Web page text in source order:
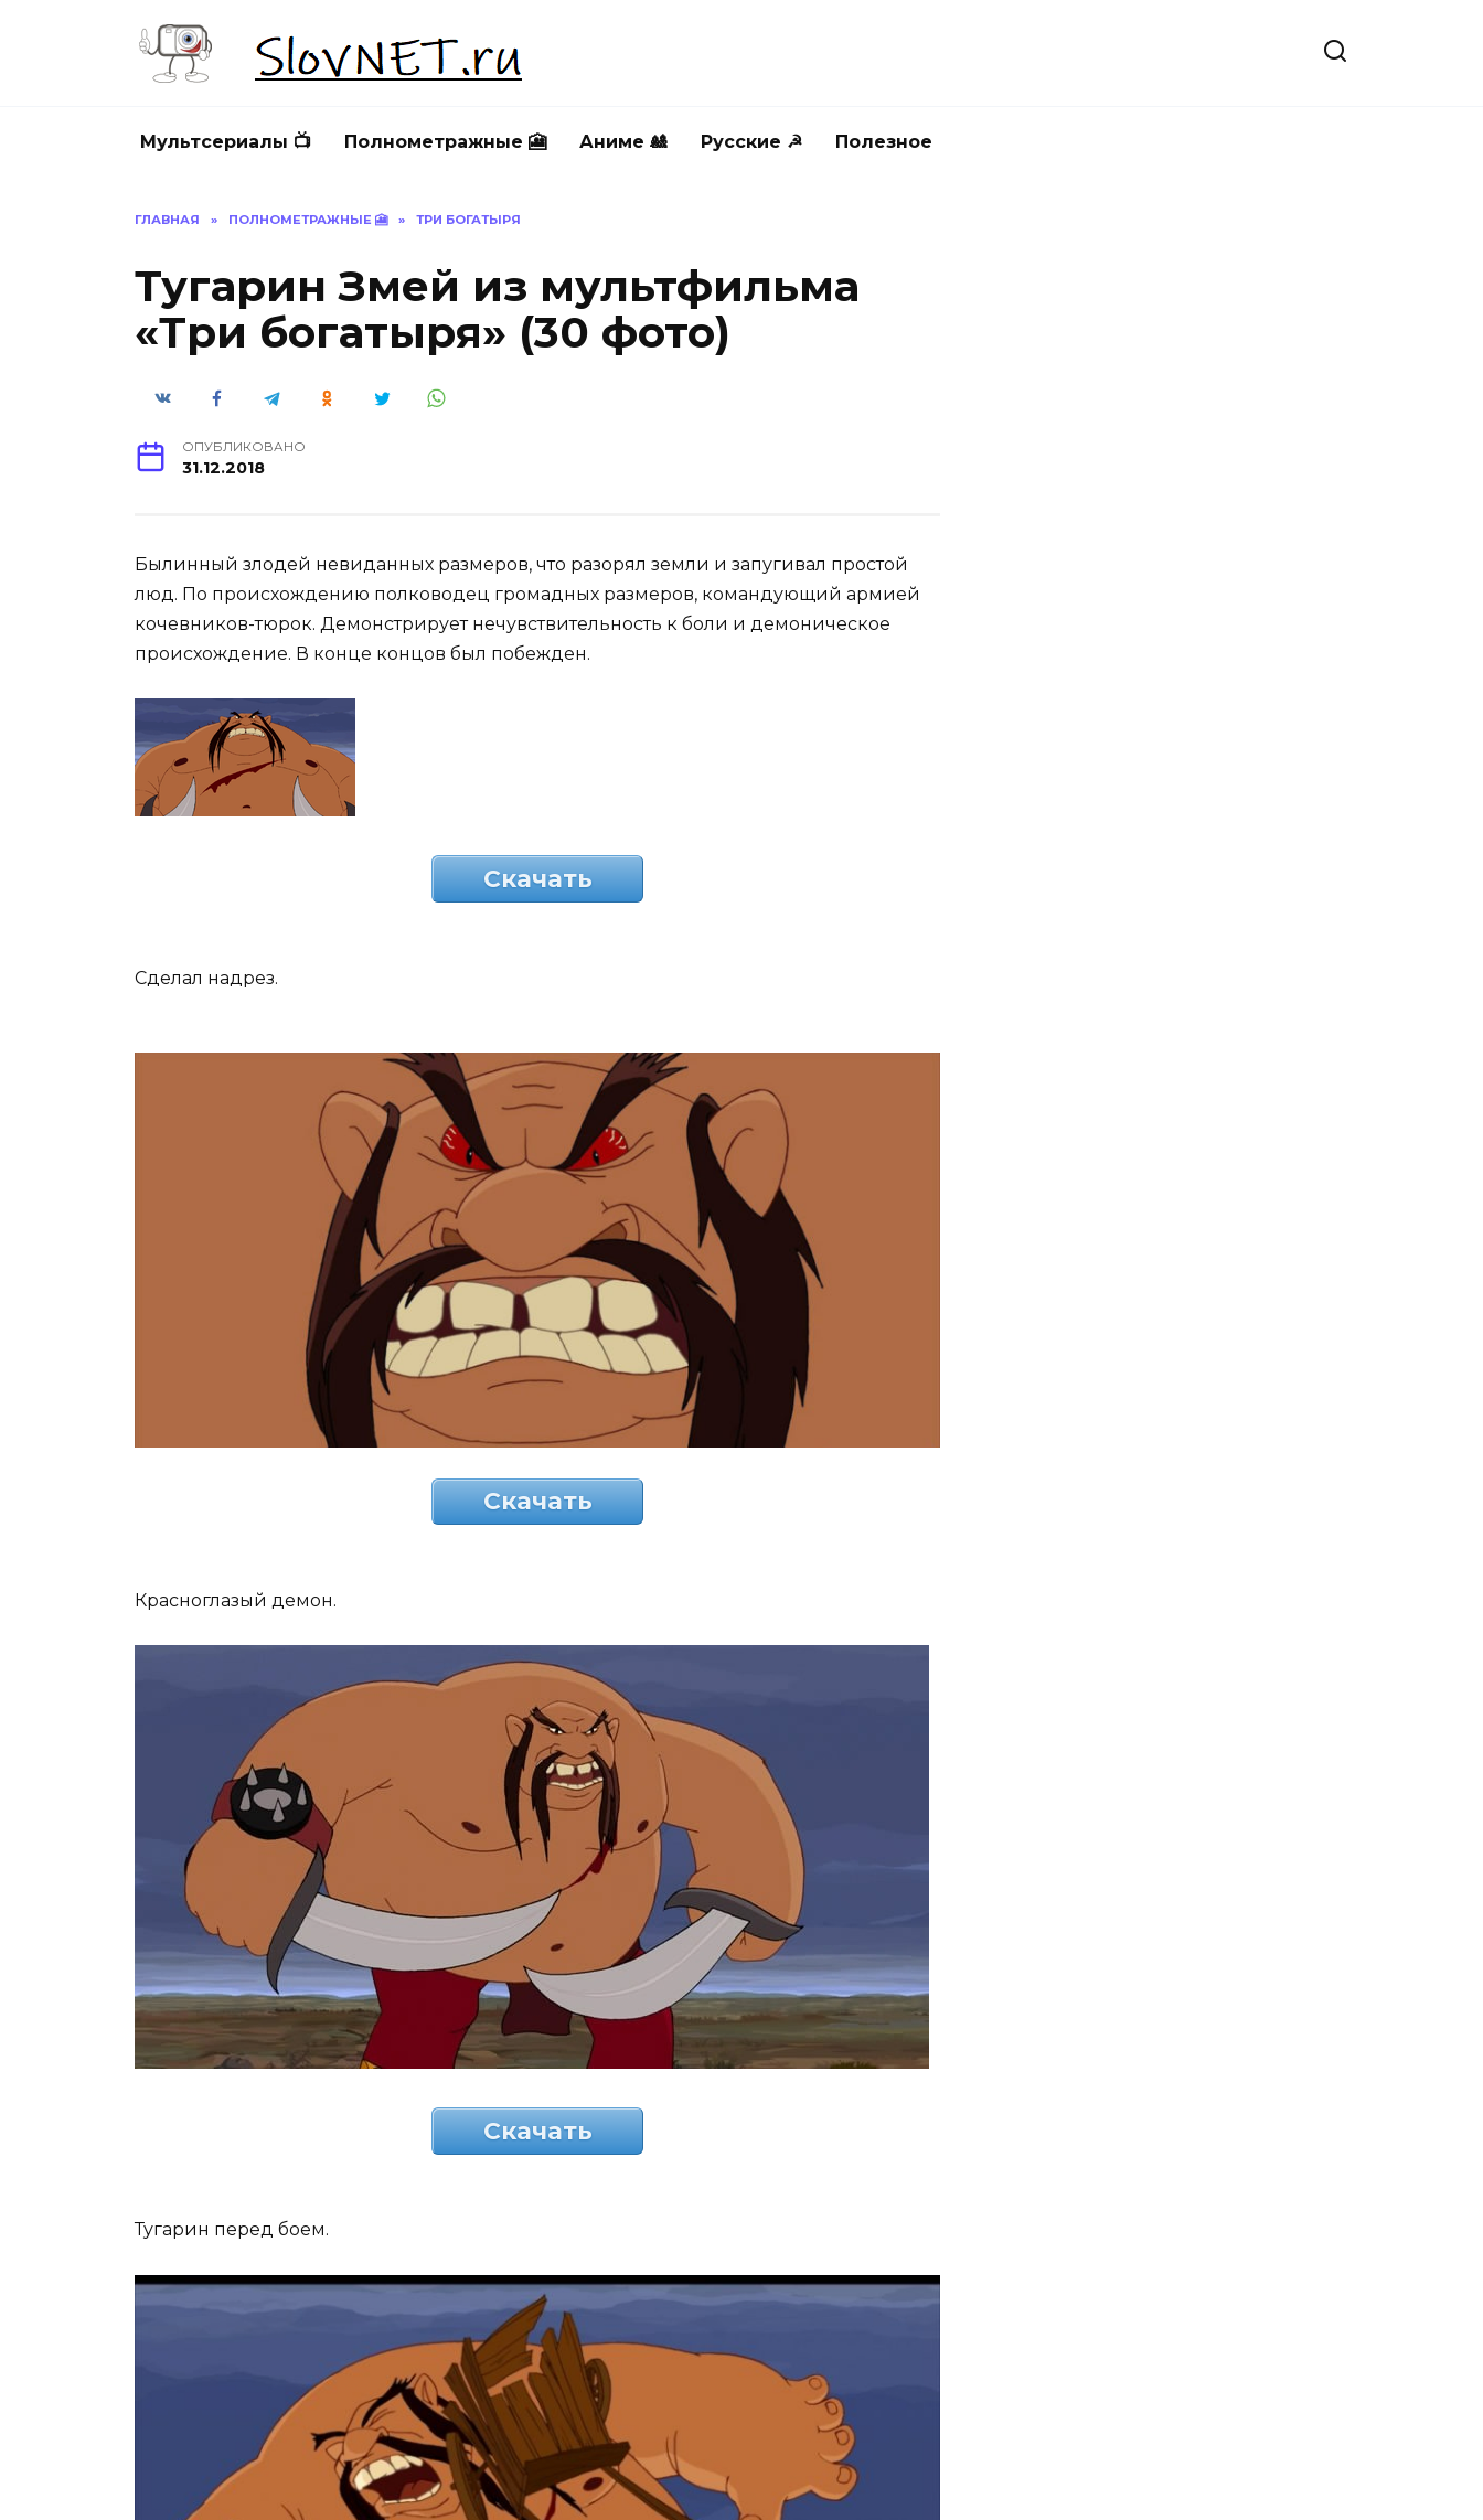
Мультсериалы 📺 Полнометражные 🎦 Аниме 🎎 Русские ☭ Полезное
ГЛАВНАЯ » ПОЛНОМЕТРАЖНЫЕ 🎦 » ТРИ БОГАТЫРЯ
Тугарин Змей из мультфильма
«Три богатыря» (30 фото)
ОПУБЛИКОВАНО
31.12.2018
Былинный злодей невиданных размеров, что разорял земли и запугивал простой
люд. По происхождению полководец громадных размеров, командующий армией
кочевников-тюрок. Демонстрирует нечувствительность к боли и демоническое
происхождение. В конце концов был побежден.
Скачать
Сделал надрез.
Скачать
Красноглазый демон.
Скачать
Тугарин перед боем.